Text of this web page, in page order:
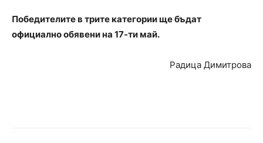
Победителите в трите категории ще бъдат
официално обявени на 17-ти май.
Радица Димитрова